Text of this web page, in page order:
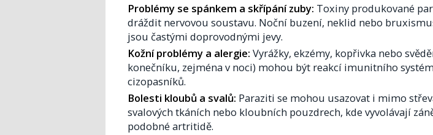
Problémy se spánkem a skřípání zuby: Toxiny produkované
dráždit nervovou soustavu. Noční buzení, neklid nebo
jsou častými doprovodnými jevy.
Kožní problémy a alergie: Vyrážky, ekzémy, kopřivka nebo
konečníku, zejména v noci) mohou být reakcí imunitního
cizopasníků.
Bolesti kloubů a svalů: Paraziti se mohou usazovat i mimo
svalových tkáních nebo kloubních pouzdrech, kde vyvolávají
podobné artritidě.